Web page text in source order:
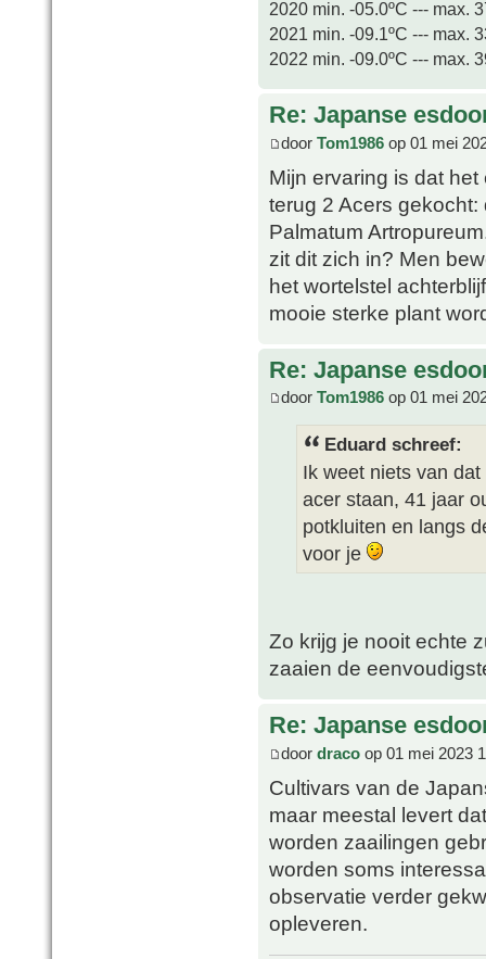
2020 min. -05.0ºC --- max.
2021 min. -09.1ºC --- max.
2022 min. -09.0ºC --- max.
Re: Japanse
door Tom1986 op 01 mei
Mijn ervaring is dat
terug 2 Acers
Palmatum
zit dit zich in? Men
het wortelstel
mooie sterke plant
Re: Japanse
door Tom1986 op 01 mei
Eduard schreef:
Ik weet niets van
acer staan, 41 jaar
potkluiten en langs
voor je
Zo krijg je nooit echte
zaaien de
Re: Japanse
door draco op 01 mei 2023
Cultivars van de
maar meestal levert
worden zaailingen
worden soms
observatie verder
opleveren.